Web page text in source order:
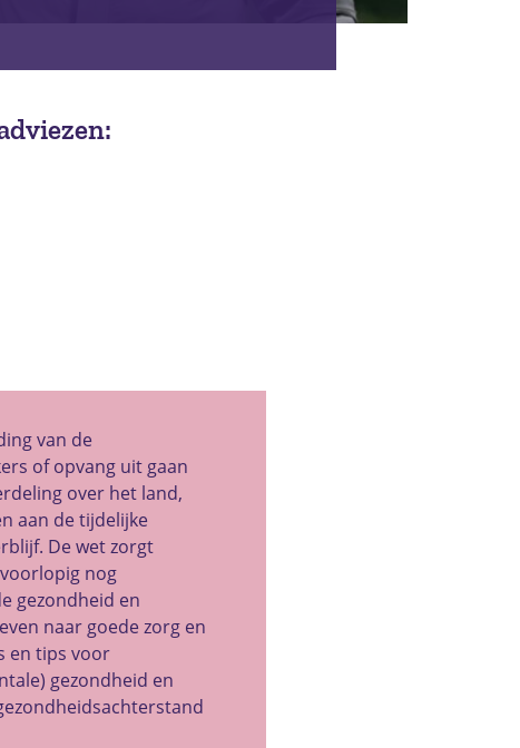
van de
of opvang uit gaan
over het land,
aan de tijdelijke
De wet zorgt
nog
gezondheid en
naar goede zorg en
en tips voor
gezondheid en